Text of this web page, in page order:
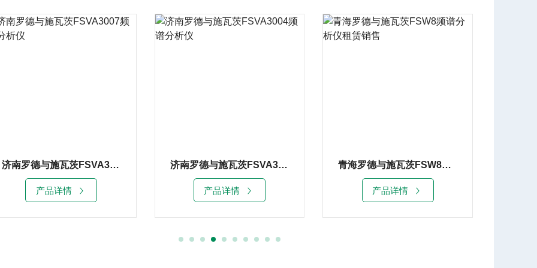
济南罗德与施瓦茨FSVA3007频谱分析仪
产品详情
济南罗德与施瓦茨FSVA3004频谱分析仪
产品详情
青海罗德与施瓦茨FSW8频谱分析仪租赁销售
产品详情